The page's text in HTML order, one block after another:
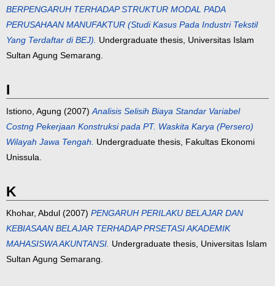
BERPENGARUH TERHADAP STRUKTUR MODAL PADA
PERUSAHAAN MANUFAKTUR (Studi Kasus Pada Industri Tekstil
Yang Terdaftar di BEJ). Undergraduate thesis, Universitas Islam
Sultan Agung Semarang.
I
Istiono, Agung (2007)Analisis Selisih Biaya Standar Variabel
Costng Pekerjaan Konstruksi pada PT. Waskita Karya (Persero)
Wilayah Jawa Tengah. Undergraduate thesis, Fakultas Ekonomi
Unissula.
K
Khohar, Abdul (2007) PENGARUH PERILAKU BELAJAR DAN
KEBIASAAN BELAJAR TERHADAP PRSETASI AKADEMIK
MAHASISWA AKUNTANSI. Undergraduate thesis, Universitas Islam
Sultan Agung Semarang.